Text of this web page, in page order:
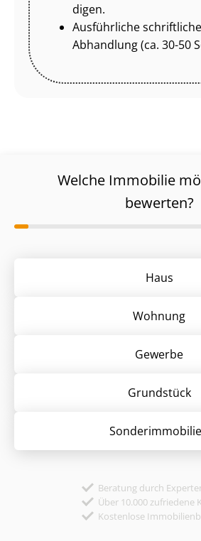
di­gen.
Ausführliche schriftliche
Abhandlung (ca. 30-50
Welche Immobilie
bewerten?
Haus
Wohnung
Gewerbe
Grund­stück
Beratung durch
Über 10.000 zufriedene
Kostenlose